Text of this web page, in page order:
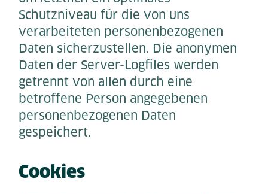
Schutzniveau für die von uns
verarbeiteten personenbezogenen
Daten sicherzustellen. Die anonymen
Daten der Server-Logfiles werden
getrennt von allen durch eine
betroffene Person angegebenen
personenbezogenen Daten
gespeichert.
Cookies